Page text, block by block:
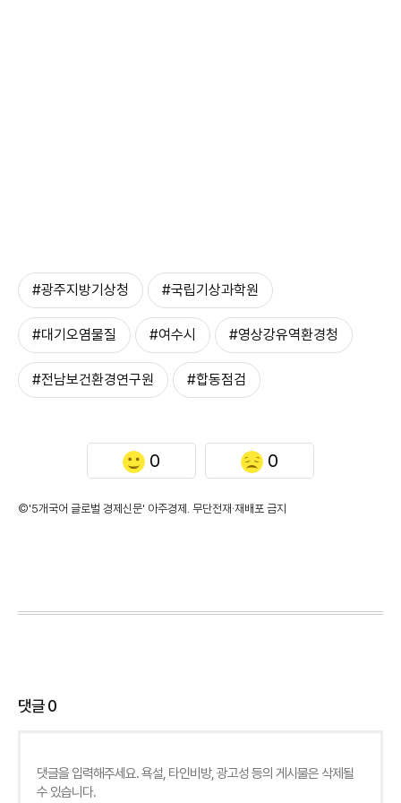
#광주지방기상청 #국립기상과학원
#대기오염물질 #여수시 #영상강유역환경청
#전남보건환경연구원 #합동점검
0 0
©'5개국어 글로벌 경제신문' 아주경제. 무단전재·재배포 금지
댓글0